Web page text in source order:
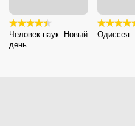
Человек-паук: Новый
день
Одиссея